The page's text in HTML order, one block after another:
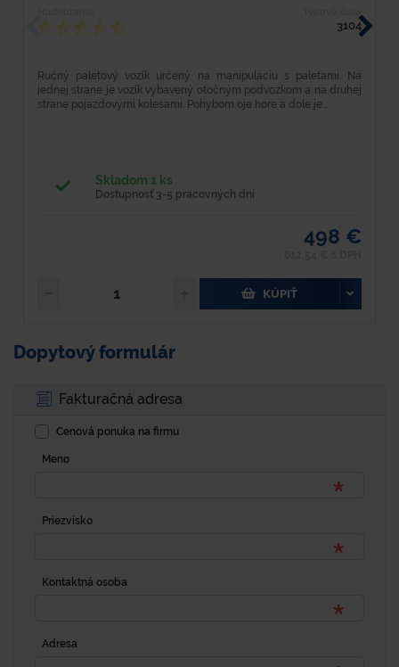
3104
Ručný paletový vozík určený na manipuláciu s paletami. Na
jednej strane je vozík vybavený otočným podvozkom a na druhej
strane pojazdovými kolesami. Pohybom oje hore a dole je...
Skladom 1 ks
Dostupnosť 3-5 pracovných dní
498 €
KÚPIŤ
Dopytový formulár
Fakturačná adresa
Cenová ponuka na firmu
Meno
Priezvisko
Kontaktná osoba
Adresa